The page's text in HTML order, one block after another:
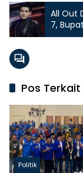
All Out
7,
ke
Pos Terkait
Politik